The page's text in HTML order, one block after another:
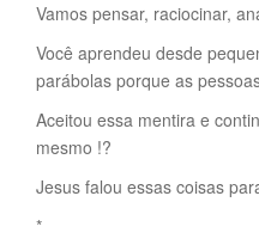
Vamos pensar, raciocinar,
Você aprendeu desde
parábolas porque as
Aceitou essa mentira e
mesmo !?
Jesus falou essas coisas
*